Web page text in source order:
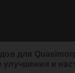
для
и